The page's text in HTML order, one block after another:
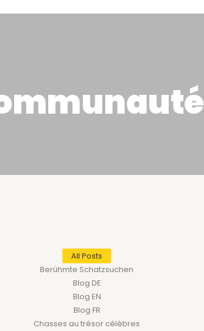
All Posts
Berühmte Schatzsuchen
Blog DE
Blog EN
Blog FR
Chasses au trésor célèbres